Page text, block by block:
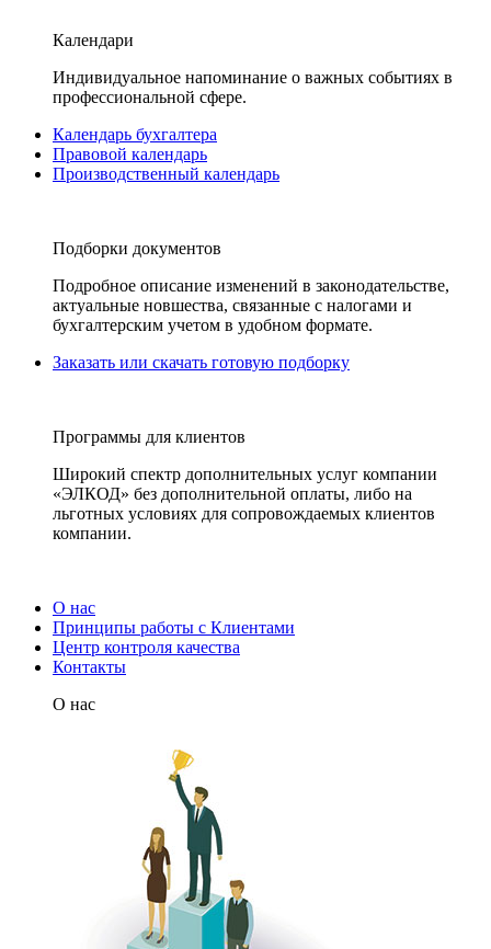
Календари
Индивидуальное напоминание о важных событиях в
профессиональной сфере.
Календарь бухгалтера
Правовой календарь
Производственный календарь
Подборки документов
Подробное описание изменений в законодательстве,
актуальные новшества, связанные с налогами и
бухгалтерским учетом в удобном формате.
Заказать или скачать готовую подборку
Программы для клиентов
Широкий спектр дополнительных услуг компании
«ЭЛКОД» без дополнительной оплаты, либо на
льготных условиях для сопровождаемых клиентов
компании.
О нас
Принципы работы с Клиентами
Центр контроля качества
Контакты
О нас